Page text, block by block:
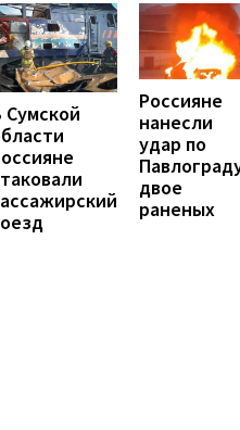
Сумской
Россияне
нанесли
удар по
двое
раненых